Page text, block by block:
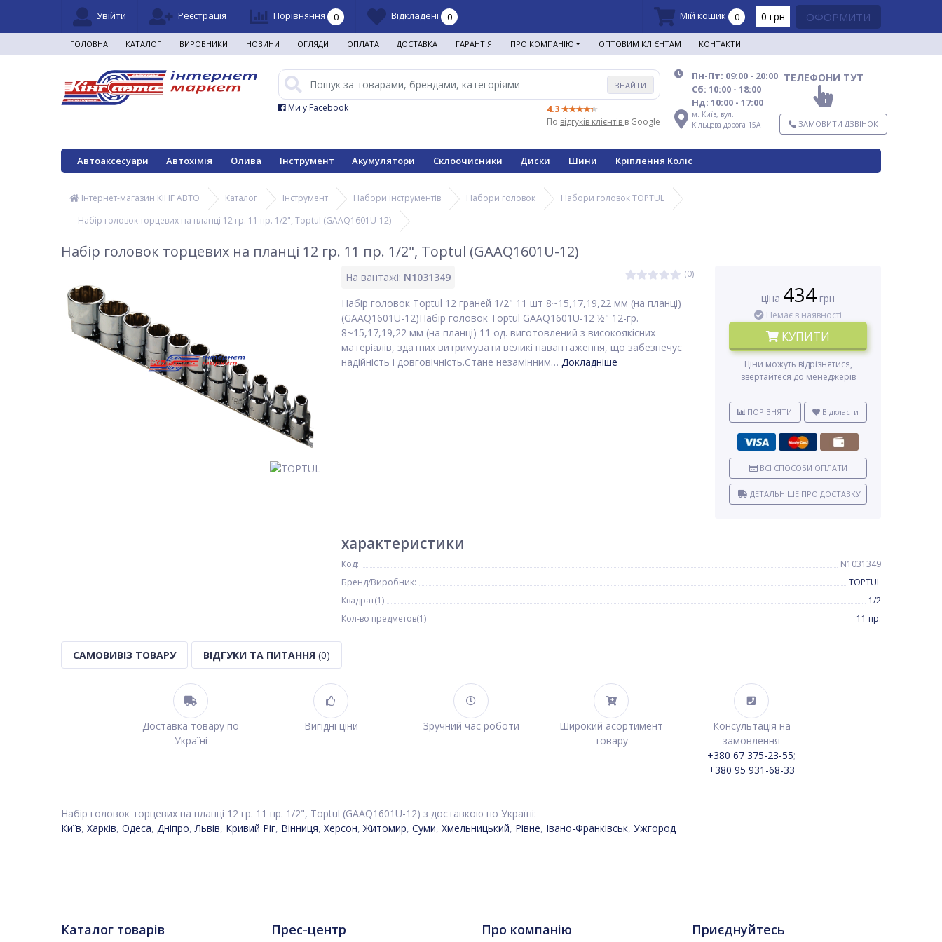
Увійти Реєстрація Порівняння 0 Відкладені 0 Мій кошик 0 0 грн ОФОРМИТИ
ГОЛОВНА КАТАЛОГ ВИРОБНИКИ НОВИНИ ОГЛЯДИ ОПЛАТА ДОСТАВКА ГАРАНТІЯ ПРО КОМПАНІЮ ОПТОВИМ КЛІЄНТАМ КОНТАКТИ
ЗНАЙТИ
4.3
По відгуків клієнтів в Google
Ми у Facebook
Пн-Пт: 09:00 - 20:00
Сб: 10:00 - 18:00
Нд: 10:00 - 17:00
м. Київ, вул.
Кільцева дорога 15А
ТЕЛЕФОНИ ТУТ
ЗАМОВИТИ ДЗВІНОК
Автоаксесуари Автохімія Олива Інструмент Акумулятори Склоочисники Диски Шини Кріплення Коліс
Інтернет-магазин КІНГ АВТО Каталог Інструмент Набори інструментів Набори головок
Набори головок TOPTUL
Набір головок торцевих на планці 12 гр. 11 пр. 1/2", Toptul (GAAQ1601U-12)
Набір головок торцевих на планці 12 гр. 11 пр. 1/2", Toptul (GAAQ1601U-12)
На вантажі: N1031349 (0)
Набір головок Toptul 12 граней 1/2" 11 шт 8~15,17,19,22 мм (на планці)
(GAAQ1601U-12)Набір головок Toptul GAAQ1601U-12 ½" 12-гр.
8~15,17,19,22 мм (на планці) 11 од. виготовлений з високоякісних
матеріалів, здатних витримувати великі навантаження, що забезпечує
надійність і довговічність.Стане незамінним… Докладніше
ціна 434 грн
Немає в наявності
КУПИТИ
Ціни можуть відрізнятися,
звертайтеся до менеджерів
ПОРІВНЯТИ Відкласти
ВСІ СПОСОБИ ОПЛАТИ
ДЕТАЛЬНІШЕ ПРО ДОСТАВКУ
характеристики
Код:
N1031349
Бренд/Виробник:
TOPTUL
Квадрат(1)
1/2
Кол-во предметов(1)
11 пр.
САМОВИВІЗ ТОВАРУ ВІДГУКИ ТА ПИТАННЯ (0)
Доставка товару по
Україні
Вигідні ціни Зручний час роботи
Широкий асортимент
товару
Консультація на
замовлення
+380 67 375-23-55;
+380 95 931-68-33
Набір головок торцевих на планці 12 гр. 11 пр. 1/2", Toptul (GAAQ1601U-12) з доставкою по Україні:
Київ, Харків, Одеса, Дніпро,Львів, Кривий Ріг, Вінниця, Херсон,Житомир, Суми, Хмельницький, Рівне, Івано-Франківськ, Ужгород
Каталог товарів Прес-центр Про компанію Приєднуйтесь